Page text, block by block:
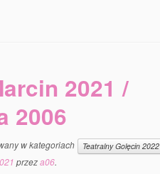
2021 /
2006
w kategoriach Teatralny Golęcin 2022
przeza06.